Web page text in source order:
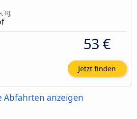
RJ
53 €
Jetzt finden
Abfahrten anzeigen